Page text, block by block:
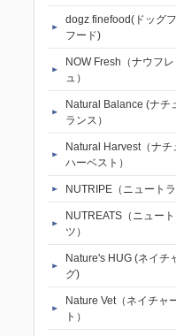
dogz finefood(ドッグ
フード)
NOW Fresh（ナウフレ
ュ）
Natural Balance (ナチ
ランス）
Natural Harvest（ナチ
ハーベスト）
NUTRIPE（ニュートラ
NUTREATS（ニュー
ツ）
Nature's HUG (ネイチ
グ)
Nature Vet（ネイチャ
ト）